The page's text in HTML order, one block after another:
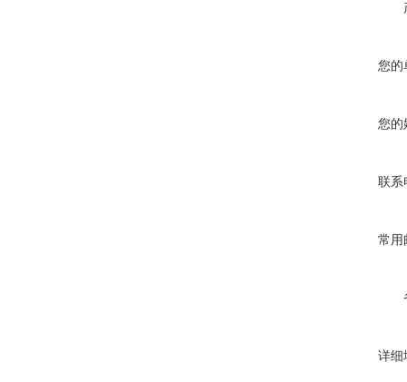
您的
您的
联系
常用
详细